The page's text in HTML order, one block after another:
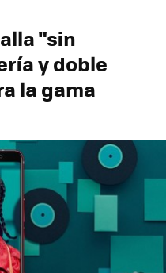
"sin
y doble
la gama